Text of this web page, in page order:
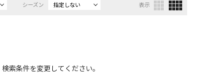
シーズン 指定しない 表示
索条件を変更してください。